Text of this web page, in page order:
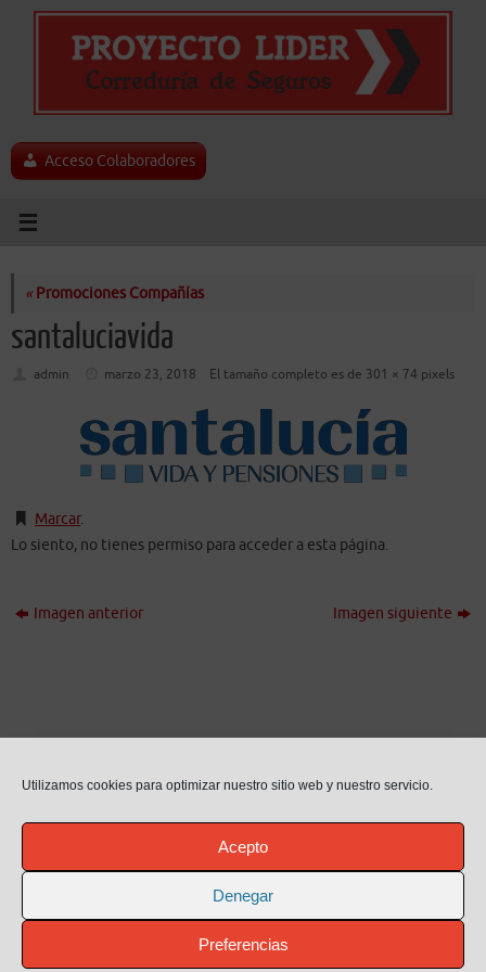
Utilizamos cookies para optimizar nuestro sitio web y nuestro servicio.
Acepto
Denegar
Preferencias
Saltar
Acceso Colaboradores
«Promociones Compañías
santaluciavida
admin marzo 23, 2018 El tamaño completo es de 301 × 74 pixels
Marcar.
Lo siento, no tienes permiso para acceder a esta página.
Imagen anterior Imagen siguiente
Política de Privacidad / Protección de datos